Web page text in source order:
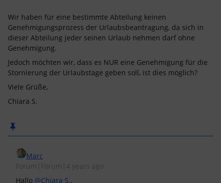
Wir haben für eine bestimmte Abteilung keinen
Genehmigungsprozess der Urlaubsbeantragung, da sich in
dieser Abteilung jeder seinen Urlaub nehmen darf ohne
Genehmigung.
Jedoch möchten wir, dass es NUR eine Genehmigung für die
Stornierung der Urlaubstage geben soll, ist dies möglich?
Viele Grüße,
Chiara S.
Marc
Forum|Forum|4 years ago
Hallo @Chiara S.,